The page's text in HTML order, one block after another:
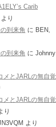
Carib
より
到来角 に BEN,
到来角 に Johnny
メとJARLの無自覚
メとJARLの無自覚
り
より